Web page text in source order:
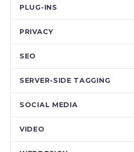
PLUG-INS
PRIVACY
SEO
SERVER-SIDE TAGGING
SOCIAL MEDIA
VIDEO